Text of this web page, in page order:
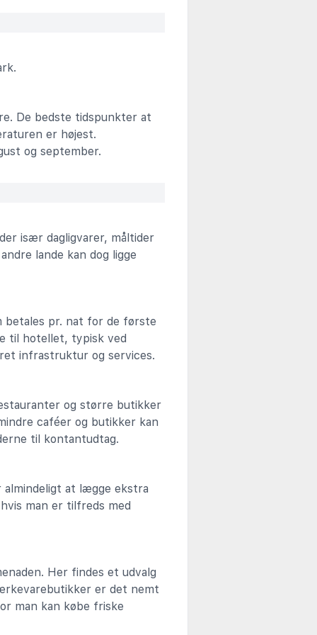
De bedste tidspunkter at
er højest.
og september.
især dagligvarer, måltider
lande kan dog ligge
betales pr. nat for de første
til hotellet, typisk ved
infrastruktur og services.
og større butikker
caféer og butikker kan
til kontantudtag.
almindeligt at lægge ekstra
man er tilfreds med
Her findes et udvalg
er det nemt
man kan købe friske